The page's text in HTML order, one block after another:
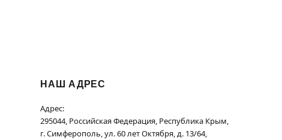
НАШ АДРЕС
Адрес:
295044, Российская Федерация, Республика Крым,
г. Симферополь, ул. 60 лет Октября, д. 13/64,